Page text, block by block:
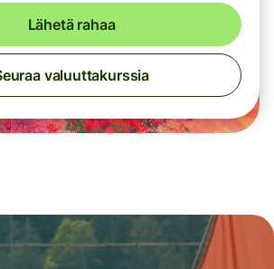
Lähetä rahaa
valuuttakurssia